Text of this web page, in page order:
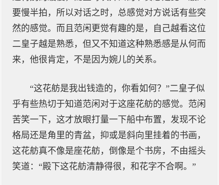
要慢半拍，所以对话之时，总感觉对方说话有些突
然的感觉。而且范闲更觉有趣的是，自己越看这位
二皇子越是熟悉，但又不知道这种熟悉感是从何而
来，他很肯定，不是因为婉儿的关系。
“这花舫是我出钱造的，你看如何？”二皇子似
乎有些热切于知道范闲对于这座花舫的感觉。范闲
苦笑一下，这才放眼打量一下船中布置，发现不论
格局还是角里的青盆，抑或是斜向里挂着的书画，
这花舫真不像是座花舫，倒像是个书房，不由摇头
笑道：“殿下这花舫清静得很，和花字不合啊。”